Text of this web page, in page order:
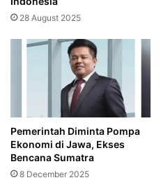
28 August 2025
Pemerintah Diminta Pompa
Ekonomi di Jawa, Ekses
Bencana Sumatra
8 December 2025